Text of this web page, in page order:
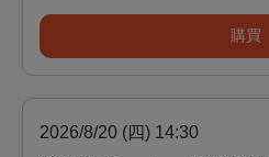
購買
2026/8/20 (四) 14:30